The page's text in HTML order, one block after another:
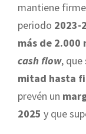
mantiene
periodo 2023-
más de 2.000
cash flow, que
mitad hasta
prevén un
2025 y que